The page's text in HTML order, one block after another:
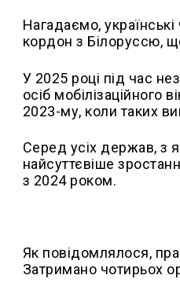
Нагадаємо,
кордон з Білоруссю,
У 2025 році під час
осіб мобілізаційного
2023-му, коли таких
Серед усіх держав, з
найсуттєвіше
з 2024 роком.
Як повідомлялося,
Затримано чотирьох